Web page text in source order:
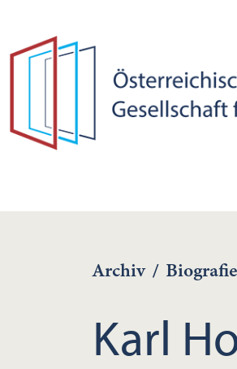
Archiv /
Karl